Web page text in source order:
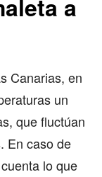
a
Canarias, en
un
que fluctúan
En caso de
lo que